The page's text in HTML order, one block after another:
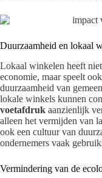
Duurzaamheid en lokaal
Lokaal winkelen heeft
economie, maar speelt
duurzaamheid van
lokale winkels kunnen
voetafdruk aanzienlijk
alleen het vermijden van
ook een cultuur van
ondernemers vaak
Vermindering van de